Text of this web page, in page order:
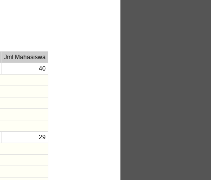
Jml Mahasiswa
40
29